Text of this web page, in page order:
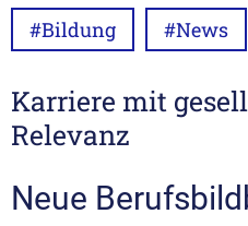
#Bildung #News
Karriere mit
Relevanz
Neue